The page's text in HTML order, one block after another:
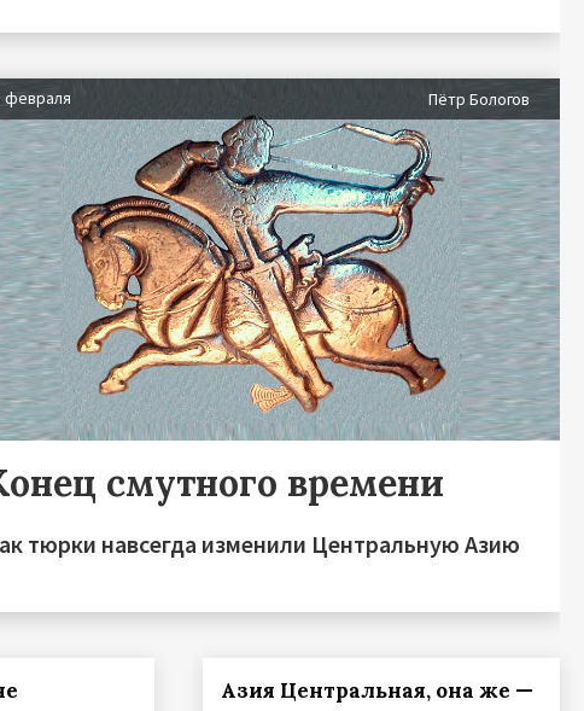
февраля Пётр Бологов
смутного времени
тюрки навсегда изменили Центральную Азию
Азия Центральная, она же —